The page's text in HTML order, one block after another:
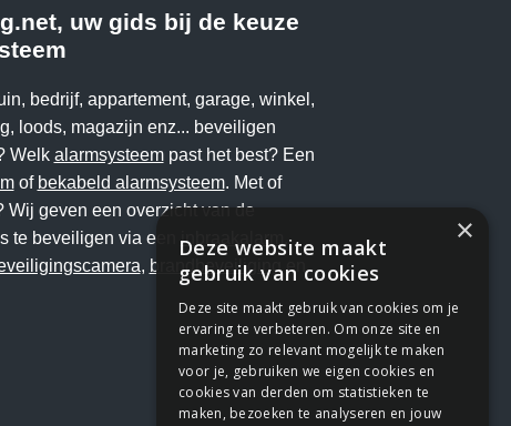
uw gids bij de keuze
bedrijf, appartement, garage, winkel,
loods, magazijn enz... beveiligen
Welk alarmsysteempast het best? Een
of bekabeld alarmsysteem. Met of
Wij geven een overzicht van de
te beveiligen via een inbraakalarm
, brandbeveiligingen
×
Deze website maakt
gebruik van cookies
Deze site maakt gebruik van cookies om je
ervaring te verbeteren. Om onze site en
marketing zo relevant mogelijk te maken
voor je, gebruiken we eigen cookies en
cookies van derden om statistieken te
maken, bezoeken te analyseren en jouw